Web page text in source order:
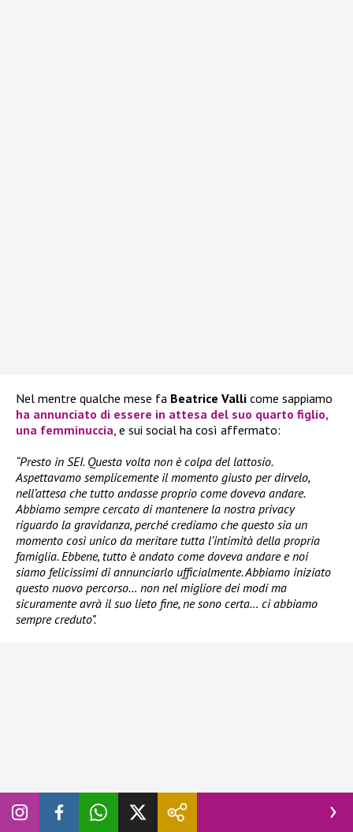
Nel mentre qualche mese fa Beatrice Valli come sappiamo
ha annunciato di essere in attesa del suo quarto figlio,
una femminuccia , e sui social ha così affermato:
“Presto in SEI. Questa volta non è colpa del lattosio.
Aspettavamo semplicemente il momento giusto per dirvelo,
nell’attesa che tutto andasse proprio come doveva andare.
Abbiamo sempre cercato di mantenere la nostra privacy
riguardo la gravidanza, perché crediamo che questo sia un
momento così unico da meritare tutta l’intimità della propria
famiglia. Ebbene, tutto è andato come doveva andare e noi
siamo felicissimi di annunciarlo ufficialmente. Abbiamo iniziato
questo nuovo percorso… non nel migliore dei modi ma
sicuramente avrà il suo lieto fine, ne sono certa… ci abbiamo
sempre creduto”.